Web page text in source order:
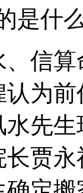
是什
信
为
先
贾